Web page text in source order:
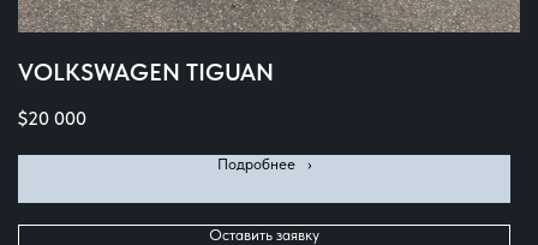
VOLKSWAGEN TIGUAN
$20 000
Подробнее⠀›
Оставить заявку